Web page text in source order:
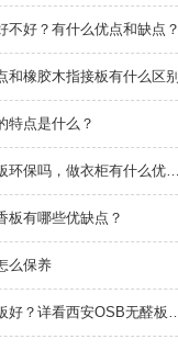
不好？有什么优点和缺点？
和橡胶木指接板有什么区别
特点是什么？
板有哪些优缺点？
么保养